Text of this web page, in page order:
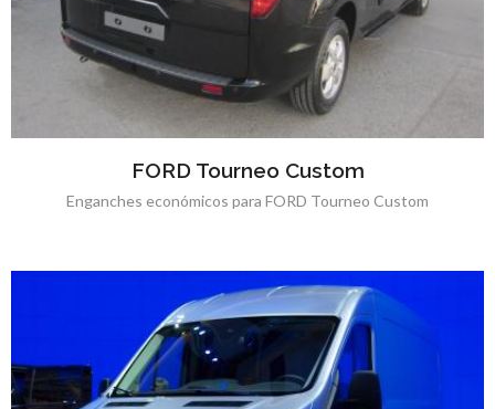
FORD Tourneo Custom
Enganches económicos para FORD Tourneo Custom